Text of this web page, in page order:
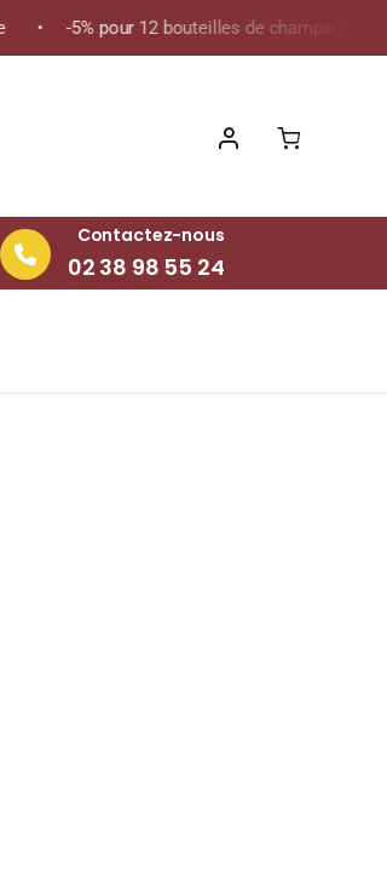
pour 12 bouteilles de champagne de la
Contactez-nous
02 38 98 55 24